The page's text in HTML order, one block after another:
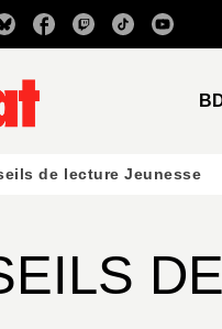
CONTENU
de lecture Jeunesse